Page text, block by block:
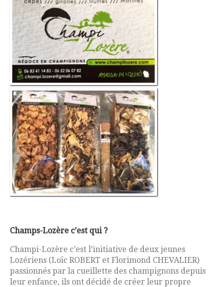
Champs-Lozère c’est qui ?
Champi-Lozère c’est l’initiative de deux jeunes
Lozériens (Loïc ROBERT et Florimond CHEVALIER)
passionnés par la cueillette des champignons depuis
leur enfance, ils ont décidé de créer leur propre